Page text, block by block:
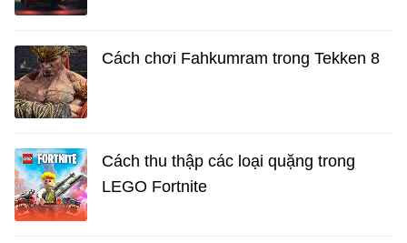
Cách chơi Fahkumram trong Tekken 8
Cách thu thập các loại quặng trong
LEGO Fortnite